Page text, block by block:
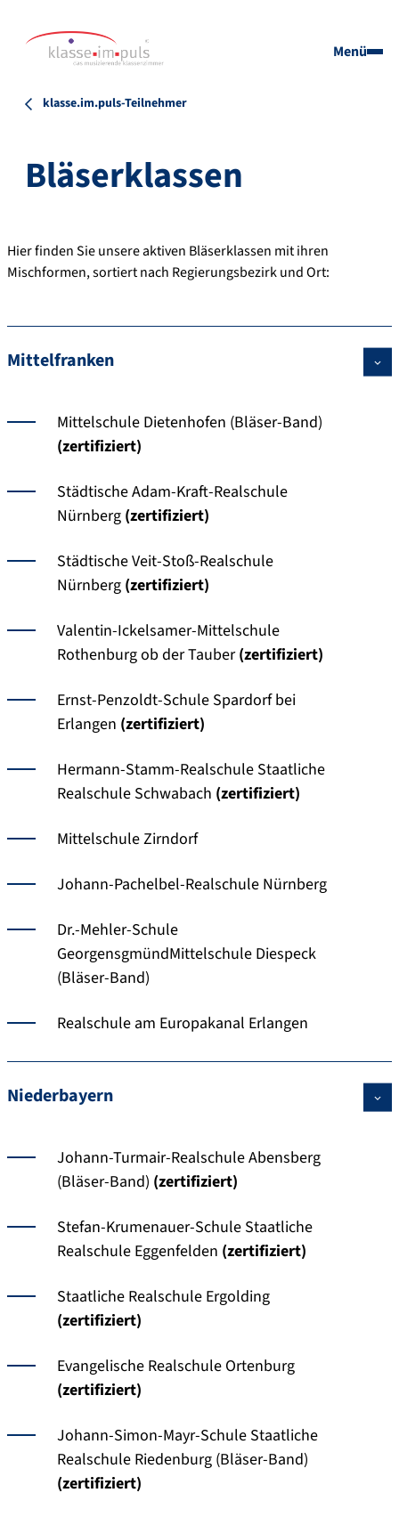
Menü
klasse.im.puls-Teilnehmer
Bläserklassen
Hier finden Sie unsere aktiven Bläserklassen mit ihren
Mischformen, sortiert nach Regierungsbezirk und Ort:
Mittelfranken
Mittelschule Dietenhofen (Bläser-Band)
(zertifiziert)
Städtische Adam-Kraft-Realschule
Nürnberg (zertifiziert)
Städtische Veit-Stoß-Realschule
Nürnberg (zertifiziert)
Valentin-Ickelsamer-Mittelschule
Rothenburg ob der Tauber(zertifiziert)
Ernst-Penzoldt-Schule Spardorf bei
Erlangen (zertifiziert)
Hermann-Stamm-Realschule Staatliche
Realschule Schwabach (zertifiziert)
Mittelschule Zirndorf
Johann-Pachelbel-Realschule Nürnberg
Dr.-Mehler-Schule
GeorgensgmündMittelschule Diespeck
(Bläser-Band)
Realschule am Europakanal Erlangen
Niederbayern
Johann-Turmair-Realschule Abensberg
(Bläser-Band) (zertifiziert)
Stefan-Krumenauer-Schule Staatliche
Realschule Eggenfelden (zertifiziert)
Staatliche Realschule Ergolding
(zertifiziert)
Evangelische Realschule Ortenburg
(zertifiziert)
Johann-Simon-Mayr-Schule Staatliche
Realschule Riedenburg (Bläser-Band)
(zertifiziert)